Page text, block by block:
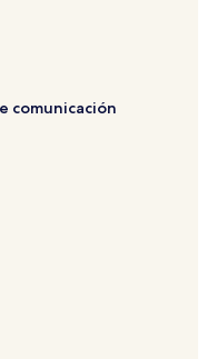
comunicación